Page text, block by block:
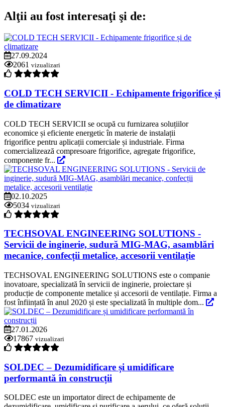
Alţii au fost interesaţi şi de:
27.09.2024
2061 vizualizari
COLD TECH SERVICII - Echipamente frigorifice și
de climatizare
COLD TECH SERVICII se ocupă cu furnizarea soluțiilor
economice și eficiente energetic în materie de instalații
frigorifice pentru aplicații comerciale și industriale. Firma
comercializează compresoare frigorifice, agregate frigorifice,
componente fr...
02.10.2025
5034 vizualizari
TECHSOVAL ENGINEERING SOLUTIONS -
Servicii de inginerie, sudură MIG-MAG, asamblări
mecanice, confecții metalice, accesorii ventilație
TECHSOVAL ENGINEERING SOLUTIONS este o companie
inovatoare, specializată în servicii de inginerie, proiectare și
producție de componente metalice și accesorii de ventilație. Firma a
fost înființată în anul 2020 și este specializată în multiple dom...
27.01.2026
17867 vizualizari
SOLDEC – Dezumidificare și umidificare
performantă în construcții
SOLDEC este un importator direct de echipamente de